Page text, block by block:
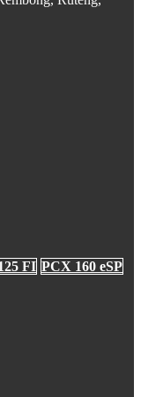
FI PCX 160 eSP